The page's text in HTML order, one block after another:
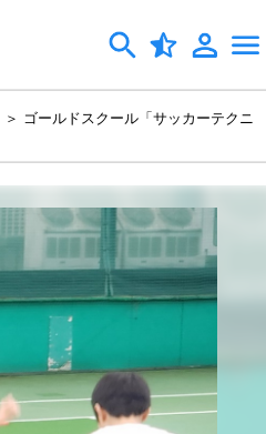
＞ ゴールドスクール「サッカーテクニ